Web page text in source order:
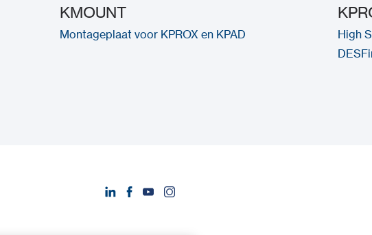
KMOUNT
Montageplaat voor KPROX en KPAD
High